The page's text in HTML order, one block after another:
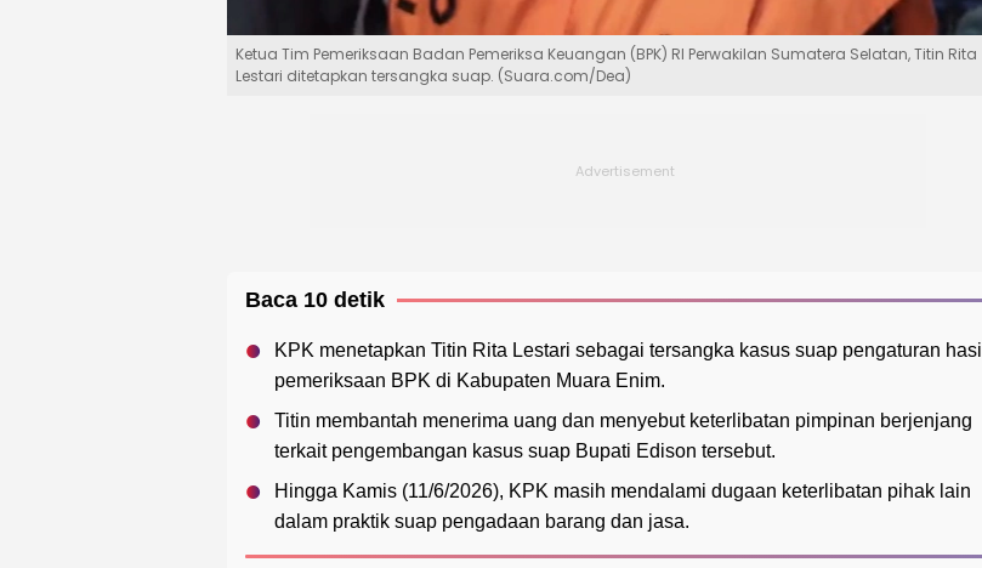
Ketua Tim Pemeriksaan Badan Pemeriksa Keuangan (BPK) RI Perwakilan Sumatera Selatan, Titin Rita
Lestari ditetapkan tersangka suap. (Suara.com/Dea)
Baca 10 detik
KPK menetapkan Titin Rita Lestari sebagai tersangka kasus suap pengaturan hasil
pemeriksaan BPK di Kabupaten Muara Enim.
Titin membantah menerima uang dan menyebut keterlibatan pimpinan berjenjang
terkait pengembangan kasus suap Bupati Edison tersebut.
Hingga Kamis (11/6/2026), KPK masih mendalami dugaan keterlibatan pihak lain
dalam praktik suap pengadaan barang dan jasa.